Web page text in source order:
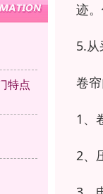
特点
迹
5.
卷
1、
2、